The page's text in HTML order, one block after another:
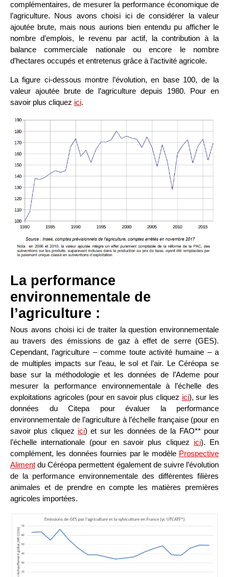
complémentaires, de mesurer la performance économique de
l’agriculture. Nous avons choisi ici de considérer la valeur
ajoutée brute, mais nous aurions bien entendu pu afficher le
nombre d’emplois, le revenu par actif, la contribution à la
balance commerciale nationale ou encore le nombre
d’hectares occupés et entretenus grâce à l’activité agricole.
La figure ci-dessous montre l’évolution, en base 100, de la
valeur ajoutée brute de l’agriculture depuis 1980. Pour en
savoir plus cliquez ici.
La performance
environnementale de
l’agriculture :
Nous avons choisi ici de traiter la question environnementale
au travers des émissions de gaz à effet de serre (GES).
Cependant, l’agriculture – comme toute activité humaine – a
de multiples impacts sur l’eau, le sol et l’air. Le Céréopa se
base sur la méthodologie et les données de l’Ademe pour
mesurer la performance environnementale à l’échelle des
exploitations agricoles (pour en savoir plus cliquez ici), sur les
données du Citepa pour évaluer la performance
environnementale de l’agriculture à l’échelle française (pour en
savoir plus cliquez ici) et sur les données de la FAO** pour
l’échelle internationale (pour en savoir plus cliquez ici). En
complément, les données fournies par le modèle Prospective
Aliment du Céréopa permettent également de suivre l’évolution
de la performance environnementale des différentes filières
animales et de prendre en compte les matières premières
agricoles importées.